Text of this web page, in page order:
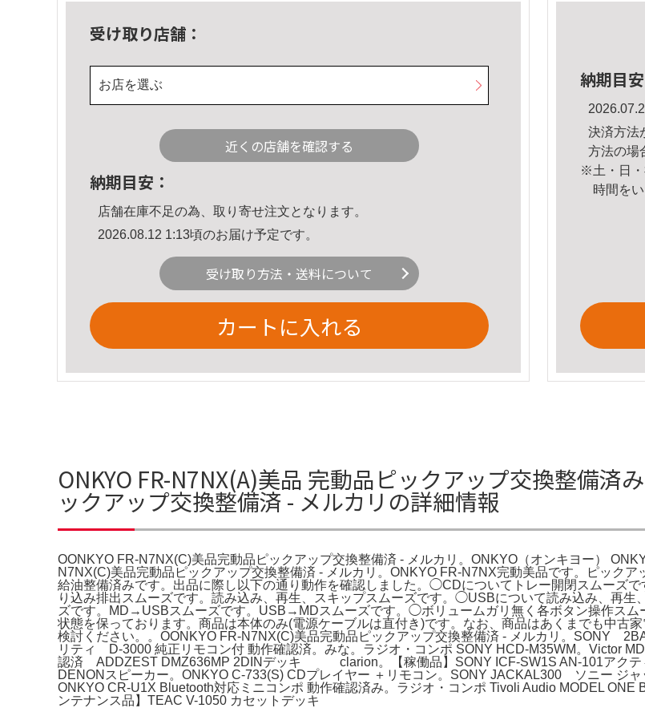
受け取り店舗：
お店を選ぶ
近くの店舗を確認する
納期目安：
店舗在庫不足の為、取り寄せ注文となります。
2026.08.12 1:13頃のお届け予定です。
受け取り方法・送料について
カートに入れる
納期目安
決済方法
方法の場
※土・日・
時間を
ONKYO FR-N7NX(A)美品 完動品ピックアップ交換整備済
ックアップ交換整備済 - メルカリの詳細情報
OONKYO FR-N7NX(C)美品完動品ピックアップ交換整備済 - メルカリ。ONKYO（オンキヨー）
N7NX(C)美品完動品ピックアップ交換整備済 - メルカリ。ONKYO FR-N7NX完動美品です。ピック
給油整備済みです。出品に際し以下の通り動作を確認しました。◯CDについてトレー開閉スムーズ
り込み排出スムーズです。読み込み、再生、スキップスムーズです。◯USBについて読み込み、再
ズです。MD→USBスムーズです。USB→MDスムーズです。◯ボリュームガリ無く各ボタン操作スム
状態を保っております。商品は本体のみ(電源ケーブルは直付き)です。なお、商品はあくまでも中古
検討ください。。OONKYO FR-N7NX(C)美品完動品ピックアップ交換整備済 - メルカリ。SONY
リティ D-3000 純正リモコン付 動作確認済。みな。ラジオ・コンポ SONY HCD-M35WM。Victor
認済 ADDZEST DMZ636MP 2DINデッキ clarion。【稼働品】SONY ICF-SW1S AN-101アクテ
DENONスピーカー。ONKYO C-733(S) CDプレイヤー ＋リモコン。SONY JACKAL300 ソニー ジ
ONKYO CR-U1X Bluetooth対応ミニコンポ 動作確認済み。ラジオ・コンポ Tivoli Audio MODEL
ンテナンス品】TEAC V-1050 カセットデッキ